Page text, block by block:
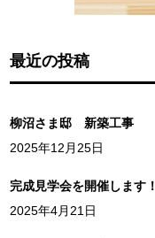
最近の投稿
柳沼さま邸 新築工事
2025年12月25日
完成見学会を開催します！
2025年4月21日